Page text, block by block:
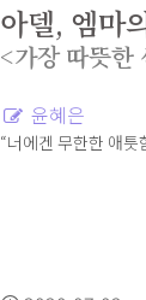
아델, 엠마
<가장 따뜻한
윤혜은
“너에겐 무한한 애틋